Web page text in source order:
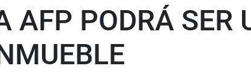
AFP PODRÁ SER